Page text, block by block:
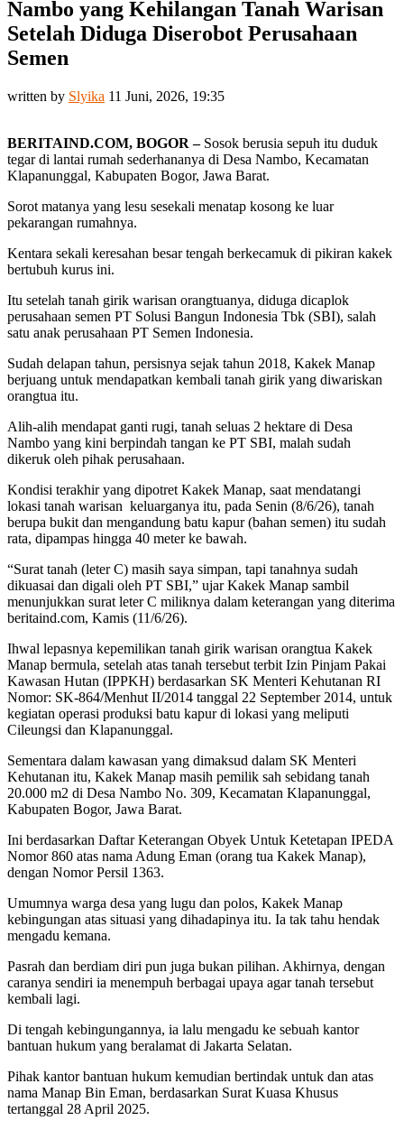
Nambo yang Kehilangan Tanah Warisan
Setelah Diduga Diserobot Perusahaan
Semen
written by Slyika 11 Juni, 2026, 19:35
BERITAIND.COM, BOGOR –Sosok berusia sepuh itu duduk
tegar di lantai rumah sederhananya di Desa Nambo, Kecamatan
Klapanunggal, Kabupaten Bogor, Jawa Barat.
Sorot matanya yang lesu sesekali menatap kosong ke luar
pekarangan rumahnya.
Kentara sekali keresahan besar tengah berkecamuk di pikiran kakek
bertubuh kurus ini.
Itu setelah tanah girik warisan orangtuanya, diduga dicaplok
perusahaan semen PT Solusi Bangun Indonesia Tbk (SBI), salah
satu anak perusahaan PT Semen Indonesia.
Sudah delapan tahun, persisnya sejak tahun 2018, Kakek Manap
berjuang untuk mendapatkan kembali tanah girik yang diwariskan
orangtua itu.
Alih-alih mendapat ganti rugi, tanah seluas 2 hektare di Desa
Nambo yang kini berpindah tangan ke PT SBI, malah sudah
dikeruk oleh pihak perusahaan.
Kondisi terakhir yang dipotret Kakek Manap, saat mendatangi
lokasi tanah warisan keluarganya itu, pada Senin (8/6/26), tanah
berupa bukit dan mengandung batu kapur (bahan semen) itu sudah
rata, dipampas hingga 40 meter ke bawah.
“Surat tanah (leter C) masih saya simpan, tapi tanahnya sudah
dikuasai dan digali oleh PT SBI,” ujar Kakek Manap sambil
menunjukkan surat leter C miliknya dalam keterangan yang diterima
beritaind.com, Kamis (11/6/26).
Ihwal lepasnya kepemilikan tanah girik warisan orangtua Kakek
Manap bermula, setelah atas tanah tersebut terbit Izin Pinjam Pakai
Kawasan Hutan (IPPKH) berdasarkan SK Menteri Kehutanan RI
Nomor: SK-864/Menhut II/2014 tanggal 22 September 2014, untuk
kegiatan operasi produksi batu kapur di lokasi yang meliputi
Cileungsi dan Klapanunggal.
Sementara dalam kawasan yang dimaksud dalam SK Menteri
Kehutanan itu, Kakek Manap masih pemilik sah sebidang tanah
20.000 m2 di Desa Nambo No. 309, Kecamatan Klapanunggal,
Kabupaten Bogor, Jawa Barat.
Ini berdasarkan Daftar Keterangan Obyek Untuk Ketetapan IPEDA
Nomor 860 atas nama Adung Eman (orang tua Kakek Manap),
dengan Nomor Persil 1363.
Umumnya warga desa yang lugu dan polos, Kakek Manap
kebingungan atas situasi yang dihadapinya itu. Ia tak tahu hendak
mengadu kemana.
Pasrah dan berdiam diri pun juga bukan pilihan. Akhirnya, dengan
caranya sendiri ia menempuh berbagai upaya agar tanah tersebut
kembali lagi.
Di tengah kebingungannya, ia lalu mengadu ke sebuah kantor
bantuan hukum yang beralamat di Jakarta Selatan.
Pihak kantor bantuan hukum kemudian bertindak untuk dan atas
nama Manap Bin Eman, berdasarkan Surat Kuasa Khusus
tertanggal 28 April 2025.